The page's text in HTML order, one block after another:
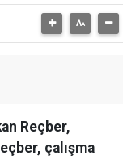
Reçber,
çalışma